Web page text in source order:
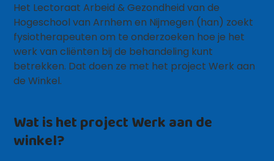
Het Lectoraat Arbeid & Gezondheid van de
Hogeschool van Arnhem en Nijmegen (han) zoekt
fysiotherapeuten om te onderzoeken hoe je het
werk van cliënten bij de behandeling kunt
betrekken. Dat doen ze met het project Werk aan
de Winkel.
Wat is het project Werk aan de
winkel?